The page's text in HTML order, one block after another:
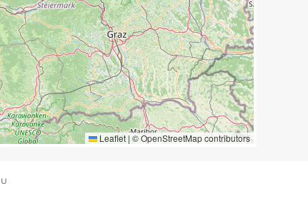
Leaflet |©OpenStreetMapcontributors